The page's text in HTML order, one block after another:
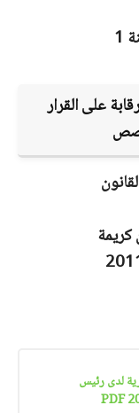
على القرار
كريمة
لدى رئيس